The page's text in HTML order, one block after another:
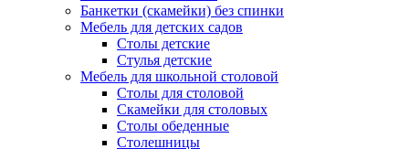
Банкетки (скамейки) без спинки
Мебель для детских садов
Столы детские
Стулья детские
Мебель для школьной столовой
Столы для столовой
Скамейки для столовых
Столы обеденные
Столешницы